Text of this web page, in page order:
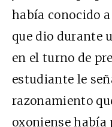
había conocido
que dio durante
en el turno de
estudiante le
razonamiento
oxoniense había